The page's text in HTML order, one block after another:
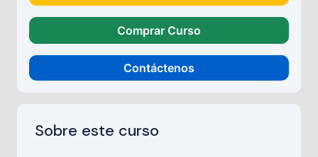
Comprar Curso
Contáctenos
Sobre este curso